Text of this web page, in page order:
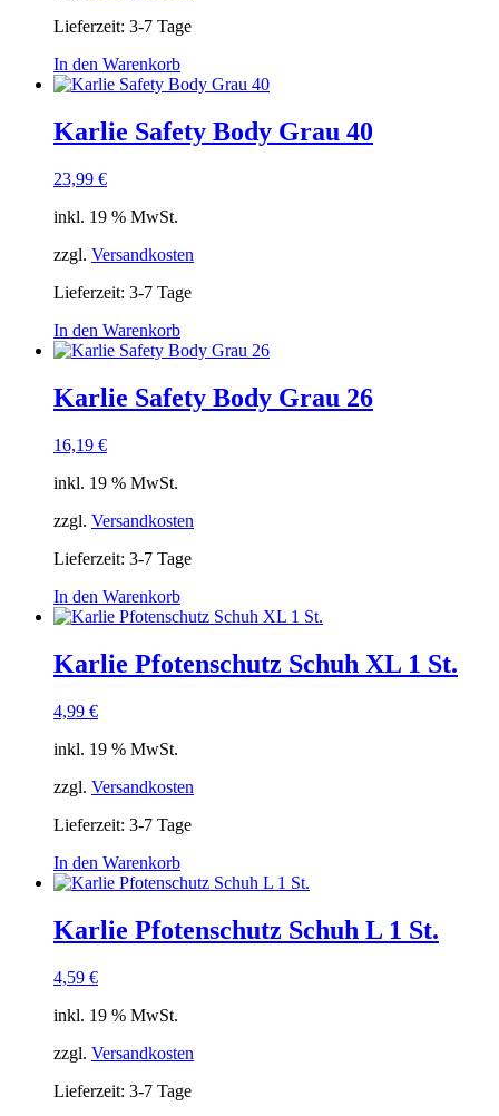
Lieferzeit: 3-7 Tage
In den Warenkorb
Karlie Safety Body Grau 40
23,99 €
inkl. 19 % MwSt.
zzgl. Versandkosten
Lieferzeit: 3-7 Tage
In den Warenkorb
Karlie Safety Body Grau 26
16,19 €
inkl. 19 % MwSt.
zzgl. Versandkosten
Lieferzeit: 3-7 Tage
In den Warenkorb
Karlie Pfotenschutz Schuh XL 1 St.
4,99 €
inkl. 19 % MwSt.
zzgl. Versandkosten
Lieferzeit: 3-7 Tage
In den Warenkorb
Karlie Pfotenschutz Schuh L 1 St.
4,59 €
inkl. 19 % MwSt.
zzgl. Versandkosten
Lieferzeit: 3-7 Tage